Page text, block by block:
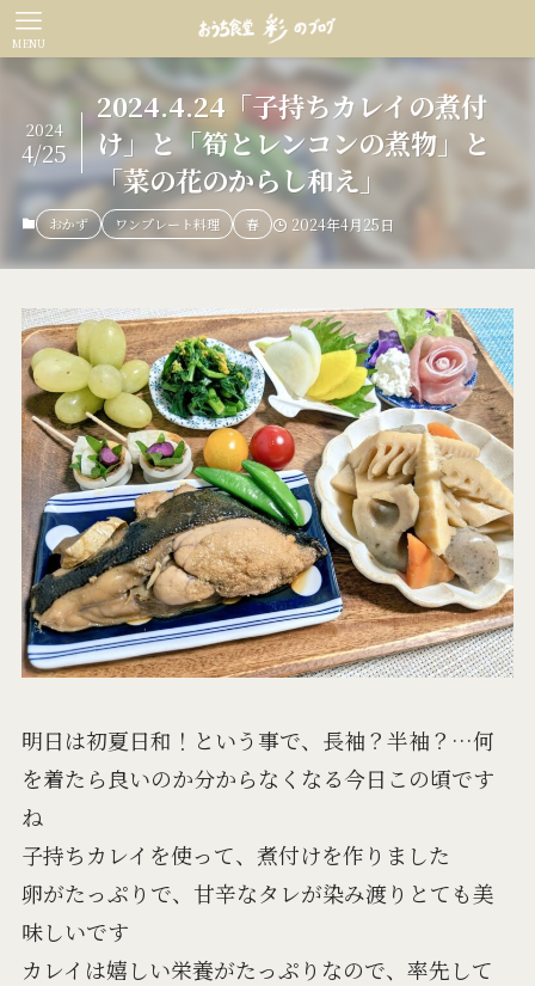
MENU
2024.4.24「子持ちカレイの煮付
け」と「筍とレンコンの煮物」と
「菜の花のからし和え」
2024
4/25
おかず ワンプレート料理 春 2024年4月25日
明日は初夏日和！という事で、長袖？半袖？…何
を着たら良いのか分からなくなる今日この頃です
ね
子持ちカレイを使って、煮付けを作りました
卵がたっぷりで、甘辛なタレが染み渡りとても美
味しいです
カレイは嬉しい栄養がたっぷりなので、率先して